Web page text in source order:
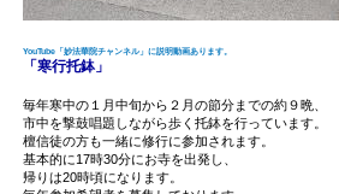
YouTube「妙法華院チャンネル」に説明動画あります。
「寒行托鉢」
毎年寒中の１月中旬から２月の節分までの約９晩、
市中を撃鼓唱題しながら歩く托鉢を行っています。
檀信徒の方も一緒に修行に参加されます。
基本的に17時30分にお寺を出発し、
帰りは20時頃になります。